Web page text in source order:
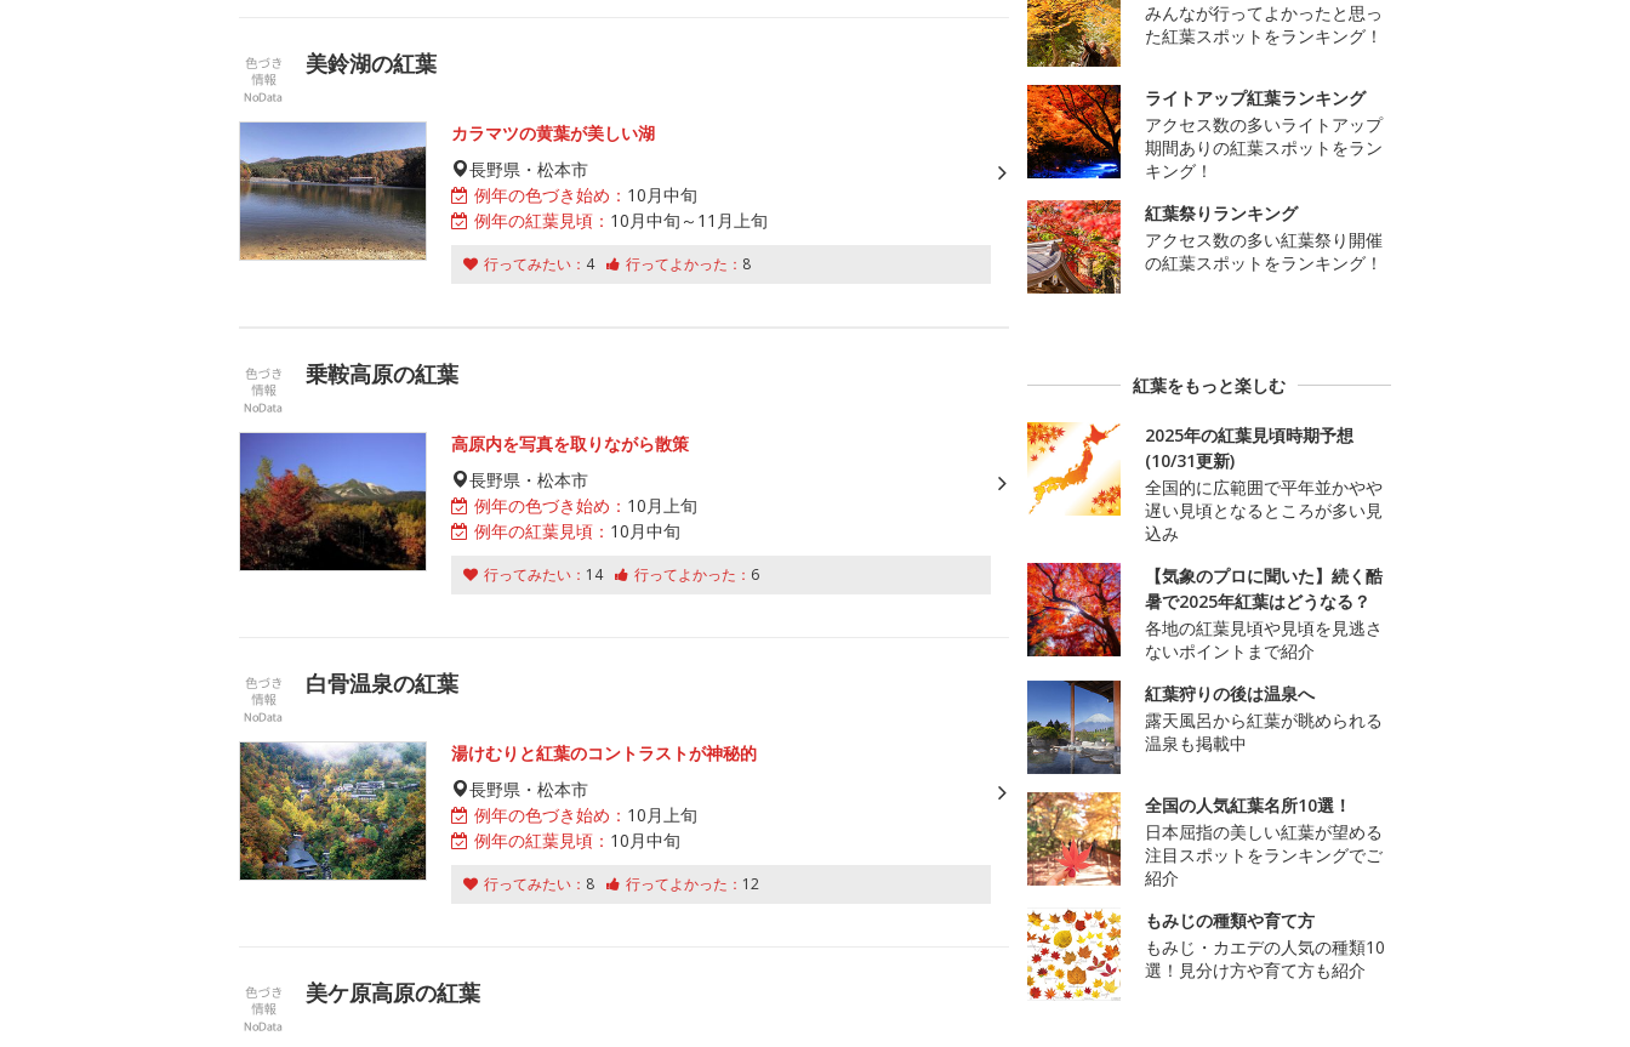
美鈴湖の紅葉
カラマツの黄葉が美しい湖
長野県・松本市
例年の色づき始め： 10月中旬
例年の紅葉見頃： 10月中旬～11月上旬
行ってみたい： 4 行ってよかった： 8
乗鞍高原の紅葉
高原内を写真を取りながら散策
長野県・松本市
例年の色づき始め： 10月上旬
例年の紅葉見頃： 10月中旬
行ってみたい： 14 行ってよかった： 6
白骨温泉の紅葉
湯けむりと紅葉のコントラストが神秘的
長野県・松本市
例年の色づき始め： 10月上旬
例年の紅葉見頃： 10月中旬
行ってみたい： 8 行ってよかった： 12
美ケ原高原の紅葉
みんなが行ってよかったと思っ
た紅葉スポットをランキング！
ライトアップ紅葉ランキング
アクセス数の多いライトアップ
期間ありの紅葉スポットをラン
キング！
紅葉祭りランキング
アクセス数の多い紅葉祭り開催
の紅葉スポットをランキング！
紅葉をもっと楽しむ
2025年の紅葉見頃時期予想
(10/31更新)
全国的に広範囲で平年並かやや
遅い見頃となるところが多い見
込み
【気象のプロに聞いた】続く酷
暑で2025年紅葉はどうなる？
各地の紅葉見頃や見頃を見逃さ
ないポイントまで紹介
紅葉狩りの後は温泉へ
露天風呂から紅葉が眺められる
温泉も掲載中
全国の人気紅葉名所10選！
日本屈指の美しい紅葉が望める
注目スポットをランキングでご
紹介
もみじの種類や育て方
もみじ・カエデの人気の種類10
選！見分け方や育て方も紹介